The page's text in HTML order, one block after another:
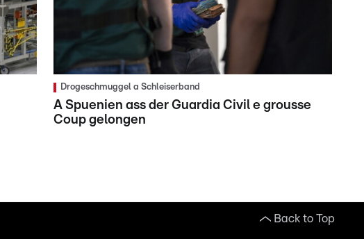
Drogeschmuggel a Schleiserband
A Spuenien ass der Guardia Civil e grousse
Coup gelongen
Back to Top